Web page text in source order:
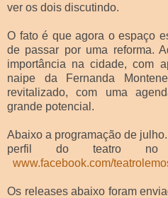
ver os dois discutindo.
O fato é que agora o espaço
de passar por uma reforma.
importância na cidade, com
naipe da Fernanda
revitalizado, com uma
grande potencial.
Abaixo a programação de
perfil do teatro
www.facebook.com/
Os releases abaixo foram